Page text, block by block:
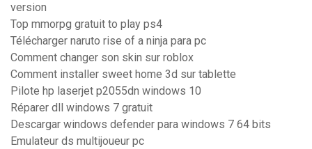
version
Top mmorpg gratuit to play ps4
Télécharger naruto rise of a ninja para pc
Comment changer son skin sur roblox
Comment installer sweet home 3d sur tablette
Pilote hp laserjet p2055dn windows 10
Réparer dll windows 7 gratuit
Descargar windows defender para windows 7 64 bits
Emulateur ds multijoueur pc